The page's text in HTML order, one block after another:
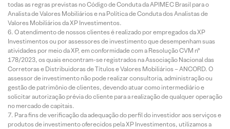
todas as regras previstas no Código de Conduta da APIMEC Brasil para o
Analista de Valores Mobiliários e na Política de Conduta dos Analistas de
Valores Mobiliários da XP Investimentos.
O atendimento de nossos clientes é realizado por empregados da XP
Investimentos ou por assessores de investimento que desempenham suas
atividades por meio da XP, em conformidade com a Resolução CVM nº
178/2023, os quais encontram-se registrados na Associação Nacional das
Corretoras e Distribuidoras de Títulos e Valores Mobiliários – ANCORD. O
assessor de investimento não pode realizar consultoria, administração ou
gestão de patrimônio de clientes, devendo atuar como intermediário e
solicitar autorização prévia do cliente para a realização de qualquer operação
no mercado de capitais.
Para fins de verificação da adequação do perfil do investidor aos serviços e
produtos de investimento oferecidos pela XP Investimentos, utilizamos a